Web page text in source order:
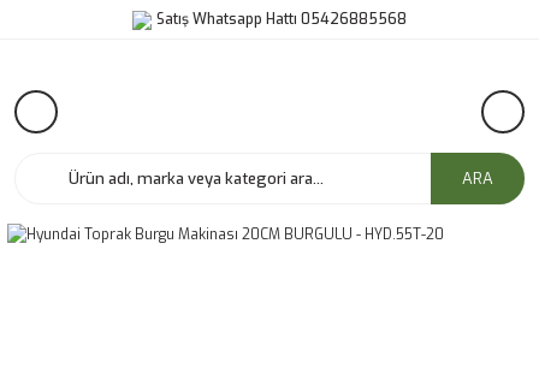
Satış Whatsapp Hattı 05426885568
ARA